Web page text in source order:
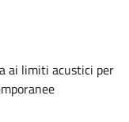
ai limiti acustici per